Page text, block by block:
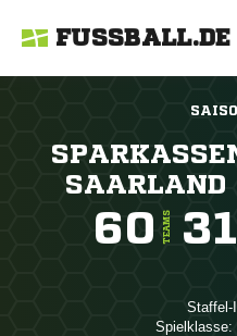
FUSSBALL.DE
60 TEAMS
Staffel-
Spielklasse: